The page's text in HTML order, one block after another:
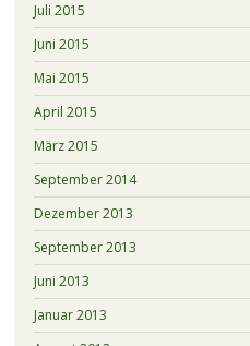
Juli 2015
Juni 2015
Mai 2015
April 2015
März 2015
September 2014
Dezember 2013
September 2013
Juni 2013
Januar 2013